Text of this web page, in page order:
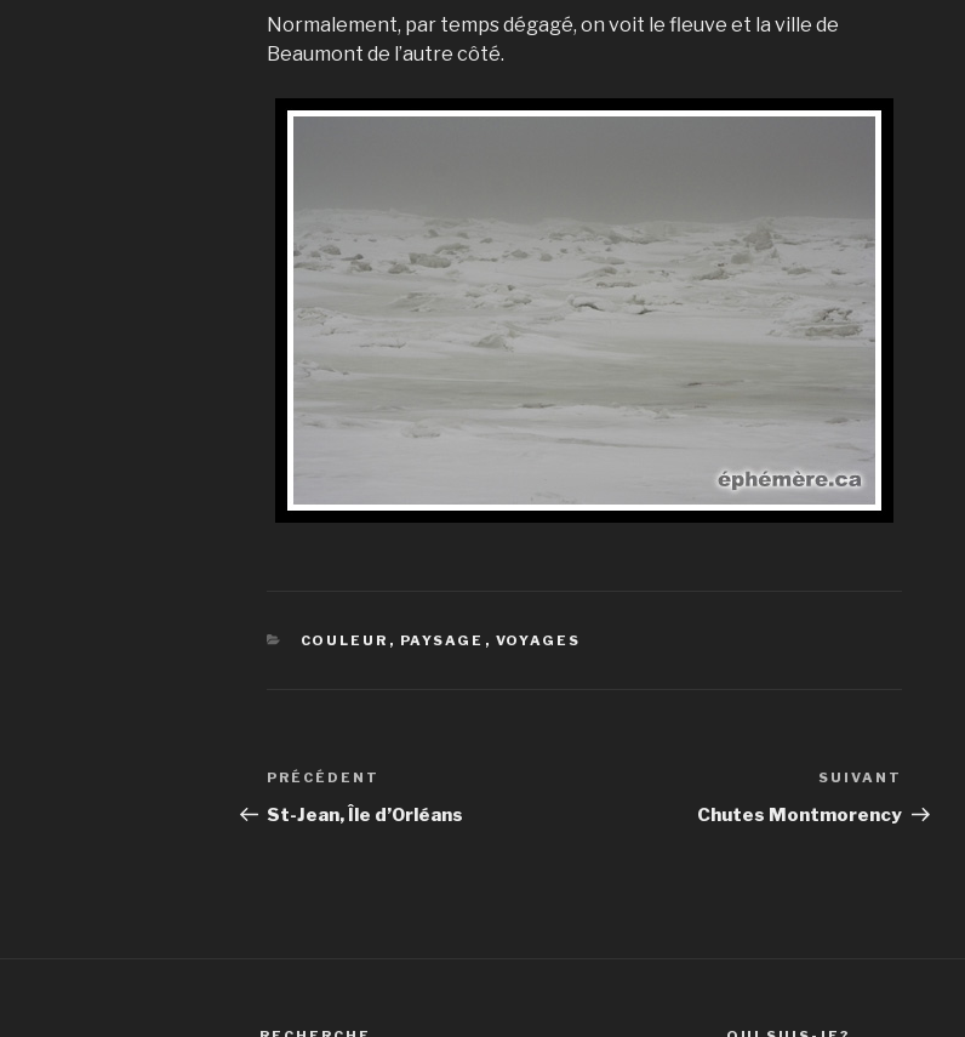
Normalement, par temps dégagé, on voit le fleuve et la ville de
Beaumont de l’autre côté.
CATÉGORIES
COULEUR , PAYSAGE , VOYAGES
Navigation
de
Article
précédent
PRÉCÉDENT
St-Jean, Île d’Orléans
suivant
SUIVANT
Chutes Montmorency